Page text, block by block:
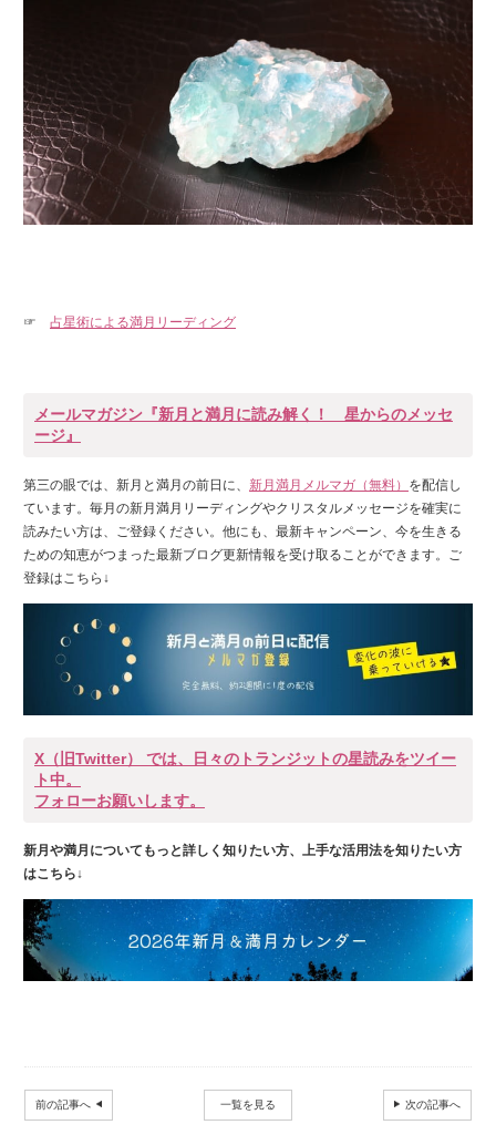
☞ 占星術による満月リーディング
メールマガジン『新月と満月に読み解く！ 星からのメッセ
ージ』
第三の眼では、新月と満月の前日に、 新月満月メルマガ（無料） を配信し
ています。毎月の新月満月リーディングやクリスタルメッセージを確実に
読みたい方は、ご登録ください。他にも、最新キャンペーン、今を生きる
ための知恵がつまった最新ブログ更新情報を受け取ることができます。ご
登録はこちら↓
X（旧Twitter） では、日々のトランジットの星読みをツイー
ト中。
フォローお願いします。
新月や満月についてもっと詳しく知りたい方、上手な活用法を知りたい方
はこちら↓
前の記事へ 一覧を見る 次の記事へ